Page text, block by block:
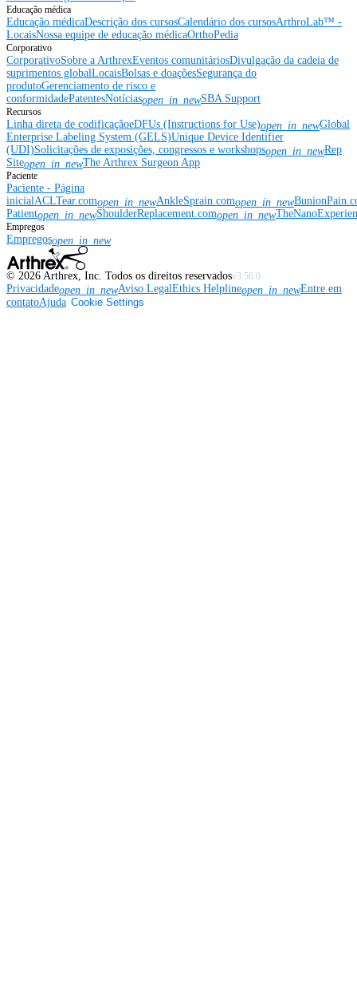
Educação médica
Educação médicaDescrição dos cursosCalendário dos cursosArthroLab™ -
LocaisNossa equipe de educação médicaOrthoPedia
Corporativo
CorporativoSobre a ArthrexEventos comunitáriosDivulgação da cadeia de
suprimentos globalLocaisBolsas e doaçõesSegurança do
produtoGerenciamento de risco e
conformidadePatentesNotíciasopen_in_newSBA Support
Recursos
Linha direta de codificaçãoeDFUs (Instructions for Use)open_in_newGlobal
Enterprise Labeling System (GELS)Unique Device Identifier
(UDI)Solicitações de exposições, congressos e workshopsopen_in_newRep
Siteopen_in_newThe Arthrex Surgeon App
Paciente
Paciente - Página
inicialACLTear.comopen_in_newAnkleSprain.comopen_in_new
Patientopen_in_newShoulderReplacement.comopen_in_new
Empregos
Empregosopen_in_new
© 2026 Arthrex, Inc. Todos os direitos reservadosv3.56.0
Privacidadeopen_in_newAviso LegalEthics Helplineopen_in_newEntre em
contatoAjuda Cookie Settings